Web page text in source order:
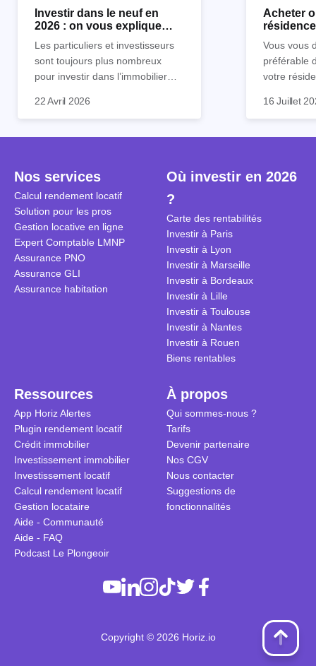
Investir dans le neuf en
2026 : on vous explique
Les particuliers et investisseurs
sont toujours plus nombreux
pour investir dans l’immobilier
nombreux avantages à choisir ce
expliquons tout dans cet article.
22 Avril 2026
Acheter
Vous vous
préférable
votre
pour
la règle
secondes
fenêtres"
sécuriser
16 Juillet
Nos services
Calcul rendement locatif
Solution pour les pros
Gestion locative en ligne
Expert Comptable LMNP
Assurance PNO
Assurance GLI
Assurance habitation
Où investir en 2026
?
Carte des rentabilités
Investir à Paris
Investir à Lyon
Investir à Marseille
Investir à Bordeaux
Investir à Lille
Investir à Toulouse
Investir à Nantes
Investir à Rouen
Biens rentables
Ressources
App Horiz Alertes
Plugin rendement locatif
Crédit immobilier
Investissement immobilier
Investissement locatif
Calcul rendement locatif
Gestion locataire
Aide - Communauté
Aide - FAQ
Podcast Le Plongeoir
À propos
Qui sommes-nous ?
Tarifs
Devenir partenaire
Nos CGV
Nous contacter
Suggestions de
fonctionnalités
Copyright © 2026 Horiz.io